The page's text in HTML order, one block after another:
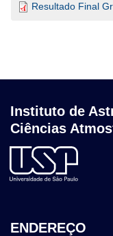
Resultado Final
Instituto de
Ciências
ENDEREÇO